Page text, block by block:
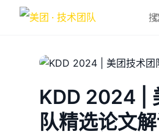
KDD 2024 |
队精选论文